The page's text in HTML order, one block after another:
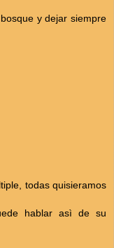
y dejar siempre
todas quisieramos
hablar asì de su